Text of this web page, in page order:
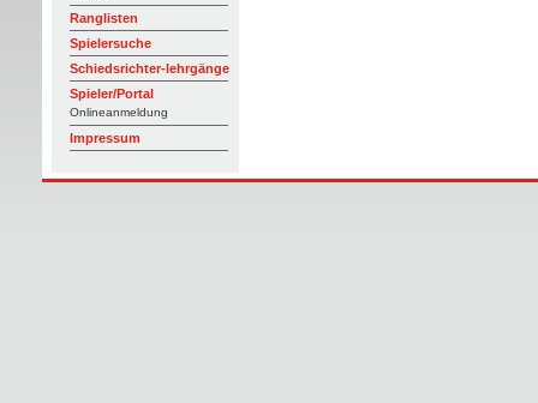
Ranglisten
Spielersuche
Schiedsrichter-lehrgänge
Spieler/Portal
Onlineanmeldung
Impressum